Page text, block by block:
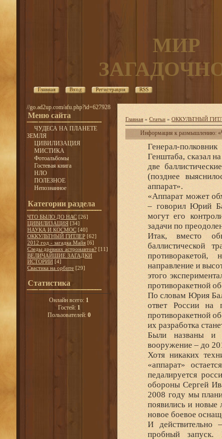
МИР
Главная Вход Регистрация RSS
//go.ad2up.com/afu.php?id=627928
Меню сайта
ЧУДЕСА НА ПЛАНЕТЕ
ЗЕМЛЯ
ЦИВИЛИЗАЦИЯ
МИСТИКА
Фотоальбомы
Гостевая книга
НЛО
ПОЛЕЗНОЕ
Непознанное
Категории раздела
ЧТО БЫЛО ДО НАС [26]
ЦИВИЛИЗАЦИЯ [34]
НАУКА И КОСМОС [40]
ОККУЛЬТНЫЙ ГИТЛЕР [62]
2012 год - загадка Майя [6]
Следы древних астронавтов? [11]
ВЕЛИЧАЙШИЕ ЗАГАДКИ
ИСТОРИИ [4]
Свастика на орбите [29]
Статистика
Онлайн всего: 1
Гостей: 1
Пользователей: 0
Главная » Статьи » ОККУЛЬТНЫЙ
Информация к размышлению:
Генерал-
Генштаба, сказал
две
(позднее
аппарат».
«Аппарат может
– говорил Юрий
могут его
задачи по
Итак, вместо
баллистической
направление и
этого
противоракетной
По словам Юрия
ответ России на
противоракетной
их разработка
Были названы и
вооружение – до
Хотя никаких
«аппарат»
педалируется
обороны Сергей
2008 году мы
появились и новые
новое боевое
И действительно
пробный